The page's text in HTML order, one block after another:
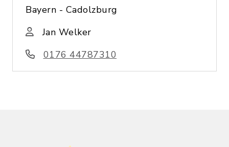
Bayern - Cadolzburg
Jan Welker
0176 44787310